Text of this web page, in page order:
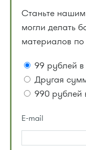
Станьте
могли делать
материалов по
99 рублей
Другая
990 рублей
E-mail